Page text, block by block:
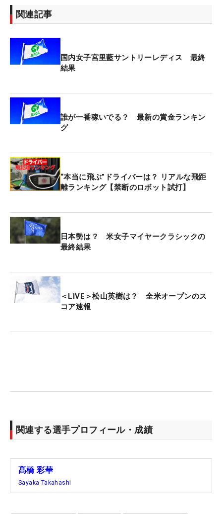
関連記事
国内女子宮里藍サントリーレディス 最終
結果
誰が一番稼いでる？ 最新の賞金ランキン
グ
“本当に飛ぶ”ドライバーは？ リアルな飛距
離ランキング【禁断のロボット試打】
日本勢は？ 米女子マイヤークラシックの
最終結果
＜LIVE＞松山英樹は？ 全米オープンのス
コア速報
関連する選手プロフィール・成績
髙橋 彩華
Sayaka Takahashi